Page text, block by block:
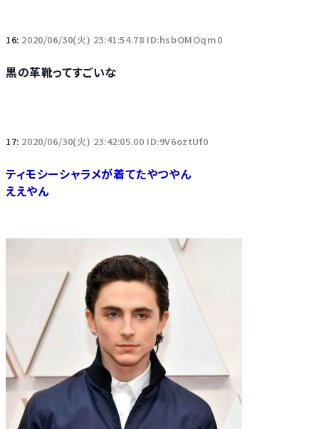
16: 2020/06/30(火) 23:41:54.78 ID:hsbOMOqm0
黒の革靴ってすごいな
17: 2020/06/30(火) 23:42:05.00 ID:9V6oztUf0
ティモシーシャラメが着てたやつやん
ええやん